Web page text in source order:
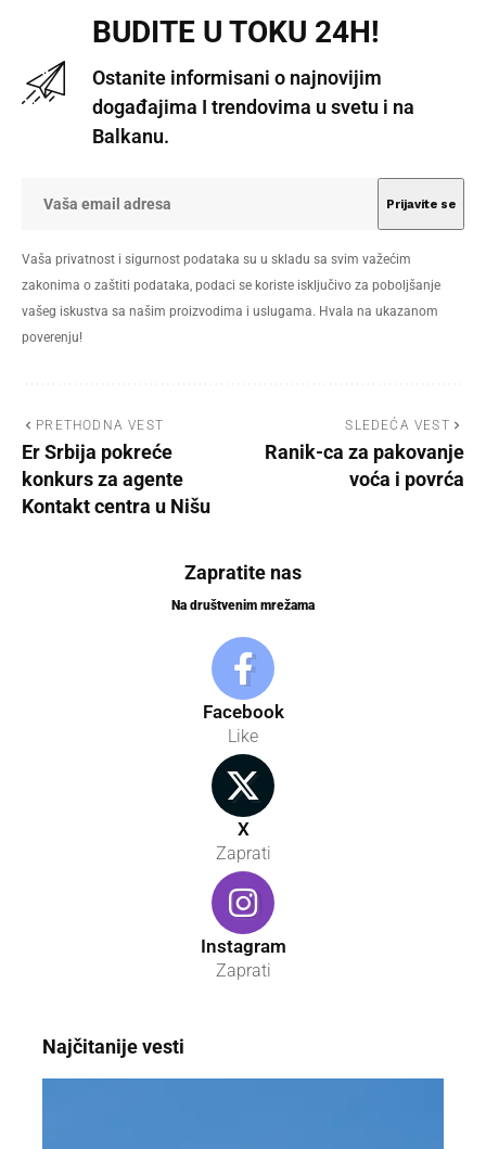
BUDITE U TOKU 24H!
Ostanite informisani o najnovijim
događajima I trendovima u svetu i na
Balkanu.
Vaša privatnost i sigurnost podataka su u skladu sa svim važećim
zakonima o zaštiti podataka, podaci se koriste isključivo za poboljšanje
vašeg iskustva sa našim proizvodima i uslugama. Hvala na ukazanom
poverenju!
PRETHODNA VEST
Er Srbija pokreće
konkurs za agente
Kontakt centra u Nišu
SLEDEĆA VEST
Ranik-ca za pakovanje
voća i povrća
Zapratite nas
Na društvenim mrežama
Facebook
Like
X
Zaprati
Instagram
Zaprati
Najčitanije vesti